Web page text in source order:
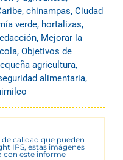
, chinampas, Ciudad
verde, hortalizas,
, Mejorar la
, Objetivos de
agricultura,
alimentaria,
calidad que pueden
IPS, estas imágenes
con este informe